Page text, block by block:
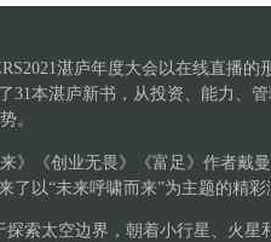
湛庐年度大会以在线直播的
31本湛庐新书，从投资、能力、
。
》《创业无畏》《富足》作者戴
了以“未来呼啸而来”为主题的精彩
索太空边界，朝着小行星、火星